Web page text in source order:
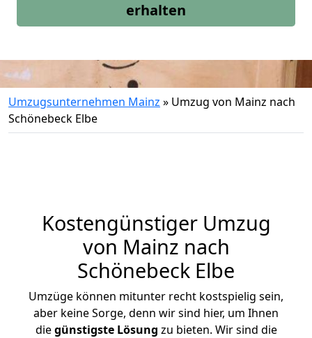
erhalten
Umzugsunternehmen Mainz » Umzug von Mainz nach
Schönebeck Elbe
Kostengünstiger Umzug
von Mainz nach
Schönebeck Elbe
Umzüge können mitunter recht kostspielig sein,
aber keine Sorge, denn wir sind hier, um Ihnen
diegünstigste Lösung zu bieten. Wir sind die